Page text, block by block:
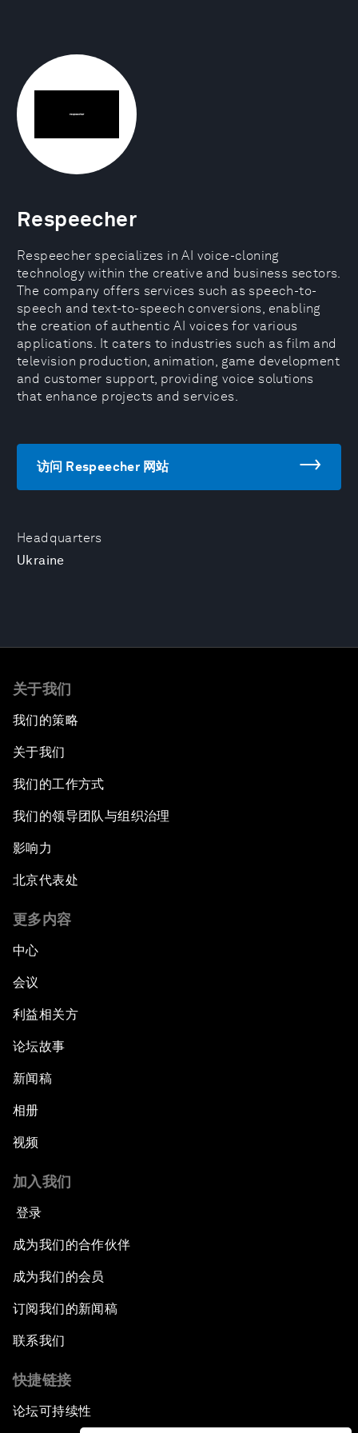
Headquarters
Ukraine
Respeecher
Respeecher specializes in AI voice-cloning
technology within the creative and business sectors.
The company offers services such as speech-to-
speech and text-to-speech conversions, enabling
the creation of authentic AI voices for various
applications. It caters to industries such as film and
television production, animation, game development
and customer support, providing voice solutions
that enhance projects and services.
访问 Respeecher 网站
关于我们
我们的策略
关于我们
我们的工作方式
我们的领导团队与组织治理
影响力
北京代表处
更多内容
中心
会议
利益相关方
论坛故事
新闻稿
相册
视频
加入我们
登录
成为我们的合作伙伴
成为我们的会员
订阅我们的新闻稿
联系我们
快捷链接
论坛可持续性